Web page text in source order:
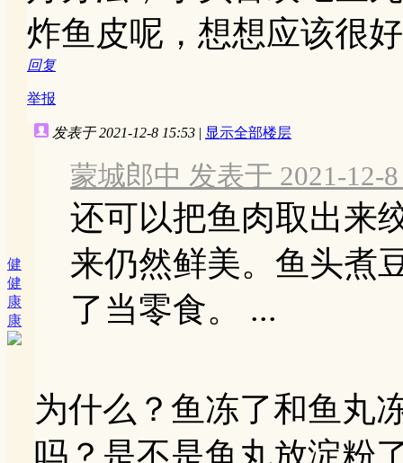
炸鱼皮呢，想想应该很
回复
举报
健
健
康
康
发表于 2021-12-8 15:53 | 显示全部楼层
蒙城郎中 发表于 2021-12-
还可以把鱼肉取出来
来仍然鲜美。鱼头煮
了当零食。 ...
为什么？鱼冻了和鱼丸
吗？是不是鱼丸放淀粉